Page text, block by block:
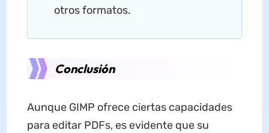
otros formatos.
Conclusión
Aunque GIMP ofrece ciertas capacidades
para editar PDFs, es evidente que su